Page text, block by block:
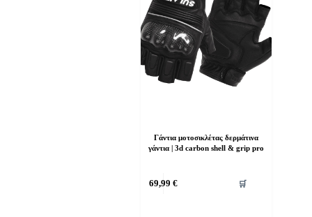
Γάντια μοτοσικλέτας δερμάτινα
γάντια | 3d carbon shell & grip pro
69,99 € 🛒